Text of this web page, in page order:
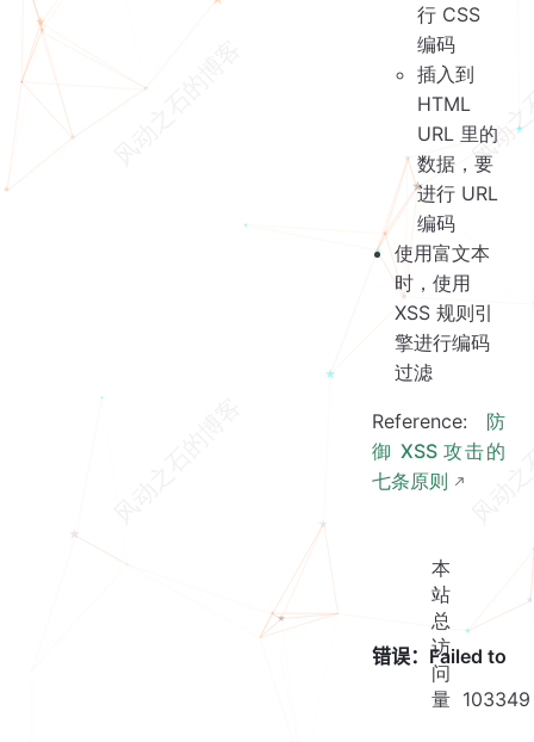
行 CSS
编码
插入到
HTML
URL 里的
数据，要
进行 URL
编码
使用富文本
时，使用
XSS 规则引
擎进行编码
过滤
Reference: 防
御 XSS 攻击的
七条原则
本
站
总
访
问
量 103349